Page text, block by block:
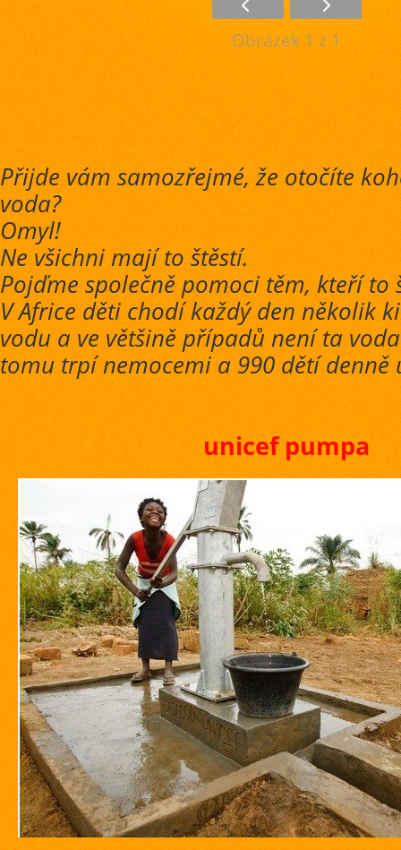
Obrázek 1 z 1
Přijde vám samozřejmé, že otočíte
voda?
Omyl!
Ne všichni mají to štěstí.
Pojďme společně pomoci těm, kteří to
V Africe děti chodí každý den několik
vodu a ve většině případů není ta
tomu trpí nemocemi a 990 dětí denně
unicef pumpa